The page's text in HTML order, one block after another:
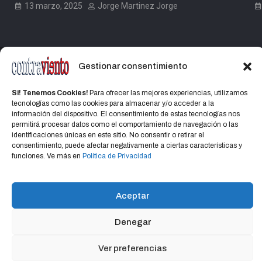
Gestionar consentimiento
Si! Tenemos Cookies! Para ofrecer las mejores experiencias, utilizamos
tecnologías como las cookies para almacenar y/o acceder a la
información del dispositivo. El consentimiento de estas tecnologías nos
permitirá procesar datos como el comportamiento de navegación o las
identificaciones únicas en este sitio. No consentir o retirar el
consentimiento, puede afectar negativamente a ciertas características y
funciones. Ve más en Política de Privacidad
Aceptar
Denegar
Ver preferencias
13 marzo, 2025 Jorge Martinez Jorge
Home Política de privacidad
CONTACTO
Política de cookies (UE)
experiencia en alojamiento web en Uruguay y registro de dominios
[b]Sitio alojado en Montevideo Hosting[/b]